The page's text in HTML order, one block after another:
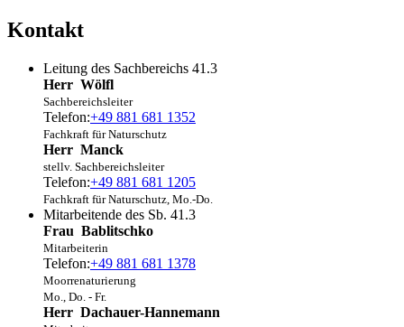
Kontakt
Leitung des Sachbereichs 41.3
Herr Wölfl
Sachbereichsleiter
Telefon:+49 881 681 1352
Fachkraft für Naturschutz
Herr Manck
stellv. Sachbereichsleiter
Telefon:+49 881 681 1205
Fachkraft für Naturschutz, Mo.-Do.
Mitarbeitende des Sb. 41.3
Frau Bablitschko
Mitarbeiterin
Telefon:+49 881 681 1378
Moorrenaturierung
Mo., Do. - Fr.
Herr Dachauer-Hannemann